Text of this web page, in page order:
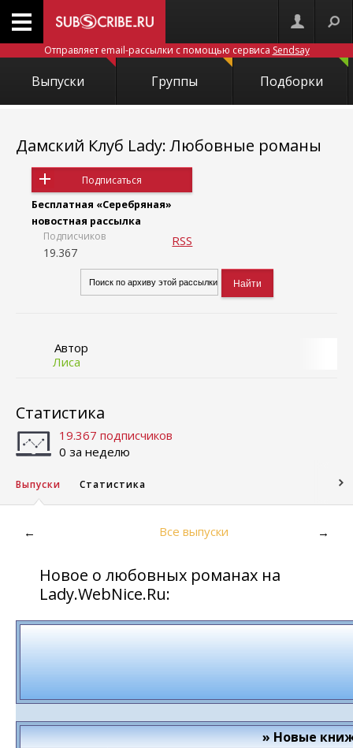
Отправляет email-рассылки с помощью сервиса Sendsay
Выпуски Группы Подборки
Дамский Клуб Lady: Любовные романы
Подписаться
Бесплатная «Серебряная»
новостная рассылка
Подписчиков
19.367
RSS
Автор
Лиса
Статистика
19.367 подписчиков
0 за неделю
Выпуски Статистика
← Все выпуски →
Новое о любовных романах на
Lady.WebNice.Ru:
» Новые